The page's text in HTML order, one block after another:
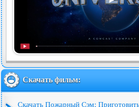
Скачать фильм:
Скачать Пожарный Сэм: